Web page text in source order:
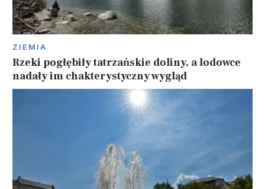
ZIEMIA
Rzeki pogłębiły tatrzańskie doliny, a lodowce
nadały im chakterystyczny wygląd